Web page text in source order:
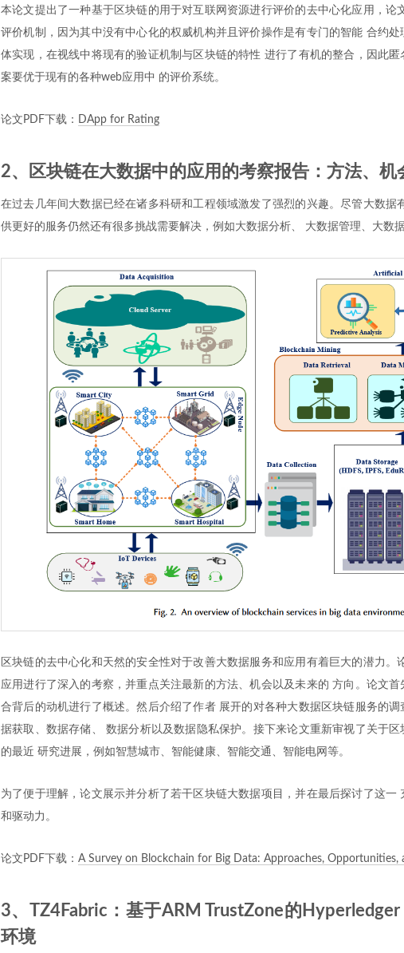
本论文提出了一种基于区块链的用于对互联网资源进行评价的去中心化应用，论
评价机制，因为其中没有中心化的权威机构并且评价操作是有专门的智能 合约
体实现，在视线中将现有的验证机制与区块链的特性 进行了有机的整合，因此
案要优于现有的各种web应用中 的评价系统。
论文PDF下载： DApp for Rating
2、区块链在大数据中的应用的考察报告：方法、机
在过去几年间大数据已经在诸多科研和工程领域激发了强烈的兴趣。尽管大数据
供更好的服务仍然还有很多挑战需要解决，例如大数据分析、 大数据管理、大数
区块链的去中心化和天然的安全性对于改善大数据服务和应用有着巨大的潜力。
应用进行了深入的考察，并重点关注最新的方法、机会以及未来的 方向。论文
合背后的动机进行了概述。然后介绍了作者 展开的对各种大数据区块链服务的
据获取、数据存储、 数据分析以及数据隐私保护。接下来论文重新审视了关于
的最近 研究进展，例如智慧城市、智能健康、智能交通、智能电网等。
为了便于理解，论文展示并分析了若干区块链大数据项目，并在最后探讨了这一
和驱动力。
论文PDF下载： A Survey on Blockchain for Big Data: Approaches, Opportunities,
3、TZ4Fabric：基于ARM TrustZone的
环境